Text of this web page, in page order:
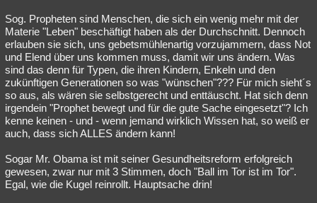
Sog. Propheten sind Menschen, die sich ein wenig mehr mit der
Materie "Leben" beschäftigt haben als der Durchschnitt. Dennoch
erlauben sie sich, uns gebetsmühlenartig vorzujammern, dass Not
und Elend über uns kommen muss, damit wir uns ändern. Was
sind das denn für Typen, die ihren Kindern, Enkeln und den
zukünftigen Generationen so was "wünschen"??? Für mich sieht´s
so aus, als wären sie selbstgerecht und enttäuscht. Hat sich denn
irgendein "Prophet bewegt und für die gute Sache eingesetzt"? Ich
kenne keinen - und - wenn jemand wirklich Wissen hat, so weiß er
auch, dass sich ALLES ändern kann!
Sogar Mr. Obama ist mit seiner Gesundheitsreform erfolgreich
gewesen, zwar nur mit 3 Stimmen, doch "Ball im Tor ist im Tor".
Egal, wie die Kugel reinrollt. Hauptsache drin!